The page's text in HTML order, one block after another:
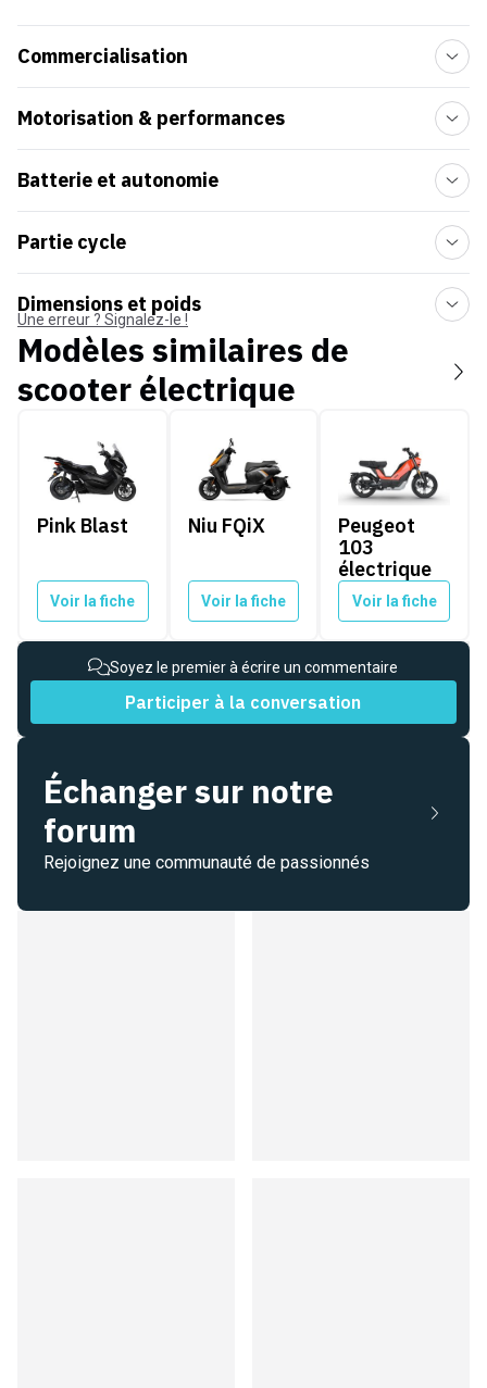
Commercialisation
Motorisation & performances
Batterie et autonomie
Partie cycle
Dimensions et poids
Une erreur ? Signalez-le !
Modèles similaires de
scooter électrique
Pink Blast
Pink Blast
Voir la fiche
Niu FQiX
Niu FQiX
Voir la fiche
Peugeot
103
électrique
Voir la fiche
Soyez le premier à écrire un commentaire
Participer à la conversation
Échanger sur notre
forum
Rejoignez une communauté de passionnés